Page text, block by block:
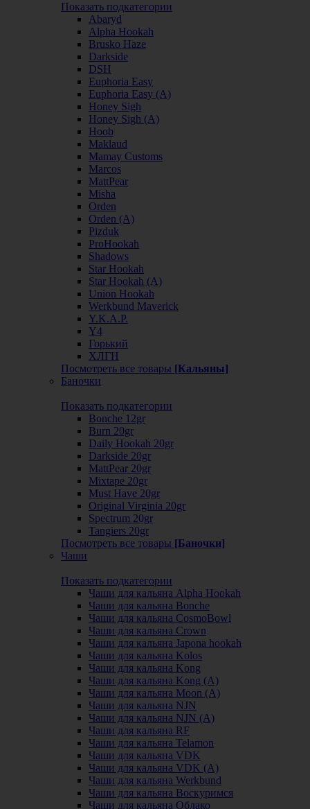
Показать подкатегории
Abaryd
Alpha Hookah
Brusko Haze
Darkside
DSH
Euphoria Easy
Euphoria Easy (А)
Honey Sigh
Honey Sigh (А)
Hoob
Maklaud
Mamay Customs
Marcos
MattPear
Misha
Orden
Orden (А)
Pizduk
ProHookah
Shadows
Star Hookah
Star Hookah (А)
Union Hookah
Werkbund Maverick
Y.K.A.P.
Y4
Горький
ХЛГН
Посмотреть все товары [Кальяны]
Баночки
Показать подкатегории
Bonche 12gr
Burn 20gr
Daily Hookah 20gr
Darkside 20gr
MattPear 20gr
Mixtape 20gr
Must Have 20gr
Original Virginia 20gr
Spectrum 20gr
Tangiers 20gr
Посмотреть все товары [Баночки]
Чаши
Показать подкатегории
Чаши для кальяна Alpha Hookah
Чаши для кальяна Bonche
Чаши для кальяна CosmoBowl
Чаши для кальяна Crown
Чаши для кальяна Japona hookah
Чаши для кальяна Kolos
Чаши для кальяна Kong
Чаши для кальяна Kong (A)
Чаши для кальяна Moon (А)
Чаши для кальяна NJN
Чаши для кальяна NJN (А)
Чаши для кальяна RF
Чаши для кальяна Telamon
Чаши для кальяна VDK
Чаши для кальяна VDK (А)
Чаши для кальяна Werkbund
Чаши для кальяна Воскуримся
Чаши для кальяна Облако